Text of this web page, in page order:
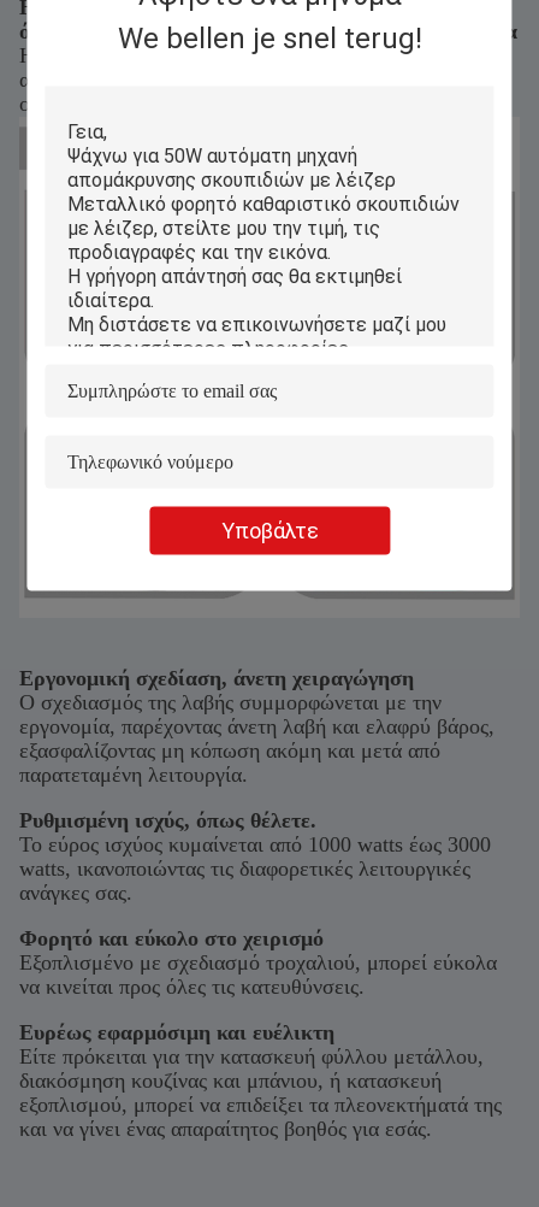
We bellen je snel terug!
Υποβάλτε
Η απομάκρυνση της σκουριάς είναι τόσο καινούργια
όσο και νέα, διπλασιάζοντας την αποτελεσματικότητα
Η διαδικασία καθαρισμού είναι γρήγορη και
αποτελεσματική, κάνοντας το αντικείμενο να φαίνεται
ολοκαίνουργιο.
Εργονομική σχεδίαση, άνετη χειραγώγηση
Ο σχεδιασμός της λαβής συμμορφώνεται με την
εργονομία, παρέχοντας άνετη λαβή και ελαφρύ βάρος,
εξασφαλίζοντας μη κόπωση ακόμη και μετά από
παρατεταμένη λειτουργία.
Ρυθμισμένη ισχύς, όπως θέλετε.
Το εύρος ισχύος κυμαίνεται από 1000 watts έως 3000
watts, ικανοποιώντας τις διαφορετικές λειτουργικές
ανάγκες σας.
Φορητό και εύκολο στο χειρισμό
Εξοπλισμένο με σχεδιασμό τροχαλιού, μπορεί εύκολα
να κινείται προς όλες τις κατευθύνσεις.
Ευρέως εφαρμόσιμη και ευέλικτη
Είτε πρόκειται για την κατασκευή φύλλου μετάλλου,
διακόσμηση κουζίνας και μπάνιου, ή κατασκευή
εξοπλισμού, μπορεί να επιδείξει τα πλεονεκτήματά της
και να γίνει ένας απαραίτητος βοηθός για εσάς.